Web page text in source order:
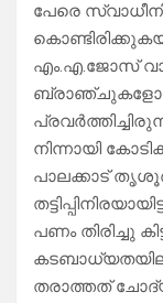
പേരെ
എം.എ.ജോസ്
നിന്നായി
പാലക്കാട്
പണം തിരിച്ചു
തരാത്തത്